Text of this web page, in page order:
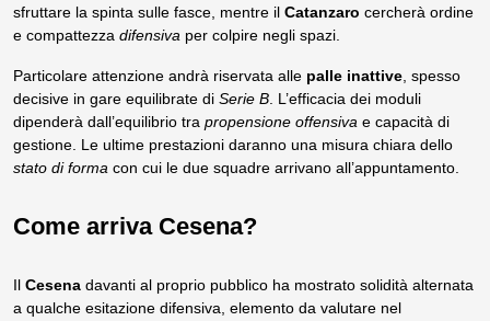
sfruttare la spinta sulle fasce, mentre il Catanzaro cercherà ordine
e compattezza difensiva per colpire negli spazi.
Particolare attenzione andrà riservata alle palle inattive, spesso
decisive in gare equilibrate di Serie B. L’efficacia dei moduli
dipenderà dall’equilibrio tra propensione offensiva e capacità di
gestione. Le ultime prestazioni daranno una misura chiara dello
stato di forma con cui le due squadre arrivano all’appuntamento.
Come arriva Cesena?
Il Cesena davanti al proprio pubblico ha mostrato solidità alternata
a qualche esitazione difensiva, elemento da valutare nel